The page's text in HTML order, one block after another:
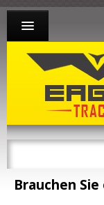
BAGGER
LADER
DUMPER
Brauchen